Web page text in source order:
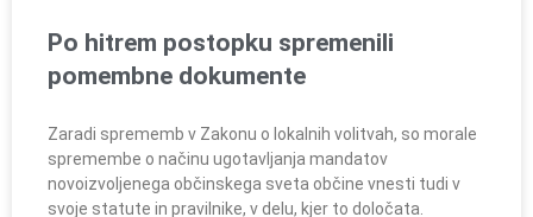
Po hitrem postopku spremenili
pomembne dokumente
Zaradi sprememb v Zakonu o lokalnih volitvah, so morale
spremembe o načinu ugotavljanja mandatov
novoizvoljenega občinskega sveta občine vnesti tudi v
svoje statute in pravilnike, v delu, kjer to določata.